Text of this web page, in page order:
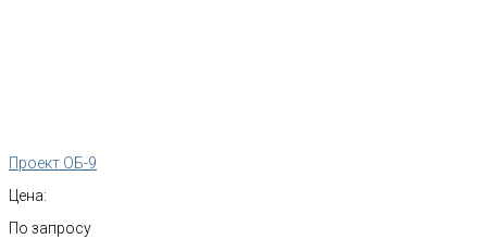
Проект ОБ-9
Цена:
По запросу